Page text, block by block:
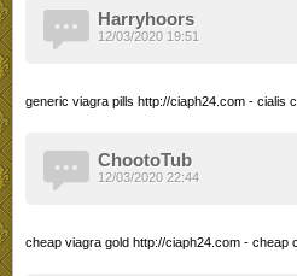
Harryhoors
generic viagra pills http://ciaph24.com - cialis
12/03/2020 19:51
ChootoTub
cheap viagra gold http://ciaph24.com - cheap
12/03/2020 22:44